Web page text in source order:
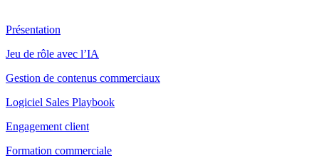
Présentation
Jeu de rôle avec l’IA
Gestion de contenus commerciaux
Logiciel Sales Playbook
Engagement client
Formation commerciale